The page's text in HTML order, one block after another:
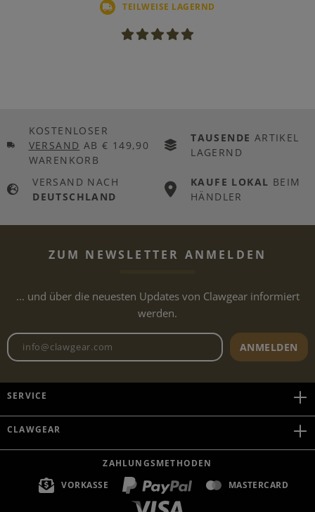
TEILWEISE LAGERND
KOSTENLOSER
VERSAND AB € 149,90
WARENKORB
TAUSENDE ARTIKEL
LAGERND
VERSAND NACH
DEUTSCHLAND
KAUFE LOKAL BEIM
HÄNDLER
ZUM NEWSLETTER ANMELDEN
... und über die neuesten Updates von Clawgear informiert
werden.
Newsletter E-Mail-Adresse
ANMELDEN
SERVICE
CLAWGEAR
ZAHLUNGSMETHODEN
VORKASSE
MASTERCARD